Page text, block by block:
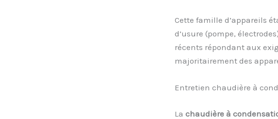
Cette famille d’appareils
d’usure (pompe,
récents répondant aux
majoritairement des
Entretien chaudière à
La chaudière à